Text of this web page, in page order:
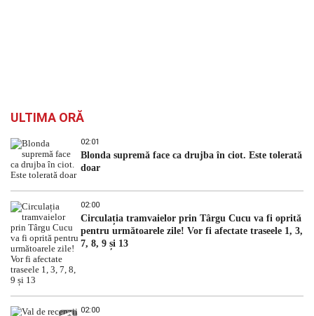
ULTIMA ORĂ
02:01
Blonda supremă face ca drujba în ciot. Este tolerată
doar
02:00
Circulația tramvaielor prin Târgu Cucu va fi oprită
pentru următoarele zile! Vor fi afectate traseele 1, 3,
7, 8, 9 și 13
02:00